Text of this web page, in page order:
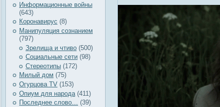
Информационные войны
(643)
Коронавирус (8)
Манипуляция сознанием
(797)
Зрелища и чтиво (500)
Социальные сети (98)
Стереотипы (172)
Милый дом (75)
Огурцова TV (153)
Опиум для народа (411)
Последнее слово… (39)